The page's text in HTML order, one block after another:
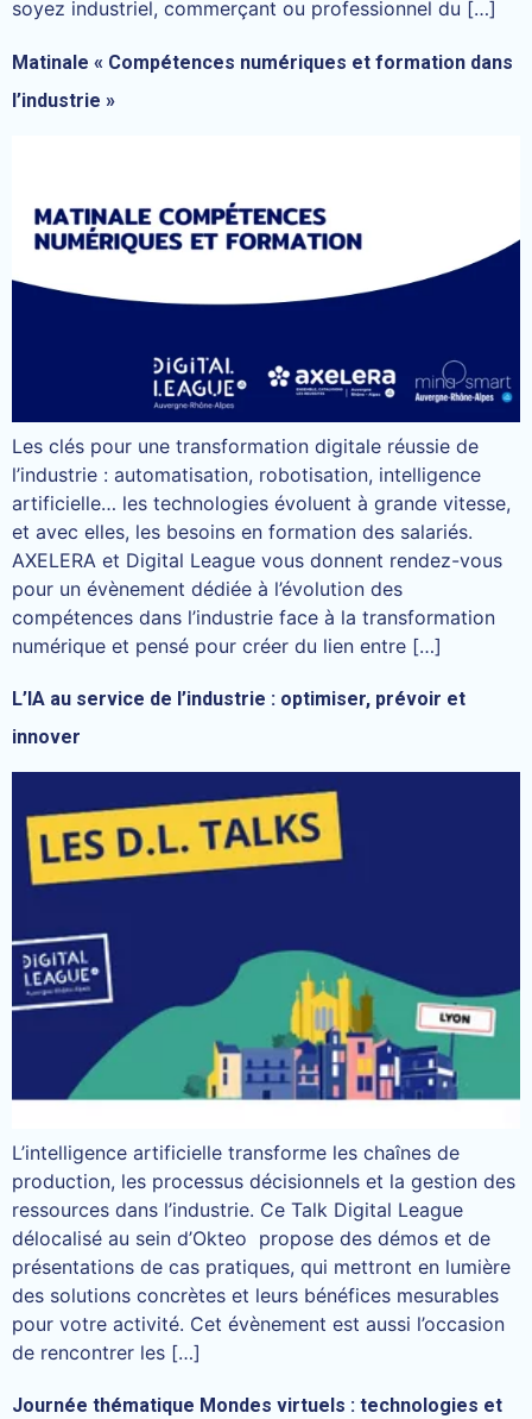
soyez industriel, commerçant ou professionnel du […]
Matinale « Compétences numériques et formation dans
l’industrie »
Les clés pour une transformation digitale réussie de
l’industrie : automatisation, robotisation, intelligence
artificielle… les technologies évoluent à grande vitesse,
et avec elles, les besoins en formation des salariés.
AXELERA et Digital League vous donnent rendez-vous
pour un évènement dédiée à l’évolution des
compétences dans l’industrie face à la transformation
numérique et pensé pour créer du lien entre […]
L’IA au service de l’industrie : optimiser, prévoir et
innover
L’intelligence artificielle transforme les chaînes de
production, les processus décisionnels et la gestion des
ressources dans l’industrie. Ce Talk Digital League
délocalisé au sein d’Okteo propose des démos et de
présentations de cas pratiques, qui mettront en lumière
des solutions concrètes et leurs bénéfices mesurables
pour votre activité. Cet évènement est aussi l’occasion
de rencontrer les […]
Journée thématique Mondes virtuels : technologies et